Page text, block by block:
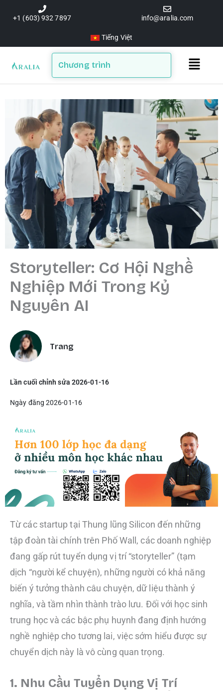
+1 (603) 932 7897 info@aralia.com
Tiếng Việt
Chương trình
Main
Storyteller: Cơ Hội Nghề
Nghiệp Mới Trong Kỷ
Nguyên AI
Trang
Lần cuối chỉnh sửa 2026-01-16
Ngày đăng 2026-01-16
Từ các startup tại Thung lũng Silicon đến những
tập đoàn tài chính trên Phố Wall, các doanh nghiệp
đang gấp rút tuyển dụng vị trí “storyteller” (tạm
dịch “người kể chuyện), những người có khả năng
biến ý tưởng thành câu chuyện, dữ liệu thành ý
nghĩa, và tầm nhìn thành trào lưu. Đối với học sinh
trung học và các bậc phụ huynh đang định hướng
nghề nghiệp cho tương lai, việc sớm hiểu được sự
chuyển dịch này là vô cùng quan trọng.
1. Nhu Cầu Tuyển Dụng Vị Trí